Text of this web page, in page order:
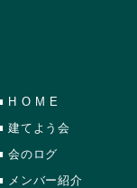
H O M E
建てよう会
会のログ
メンバー紹介